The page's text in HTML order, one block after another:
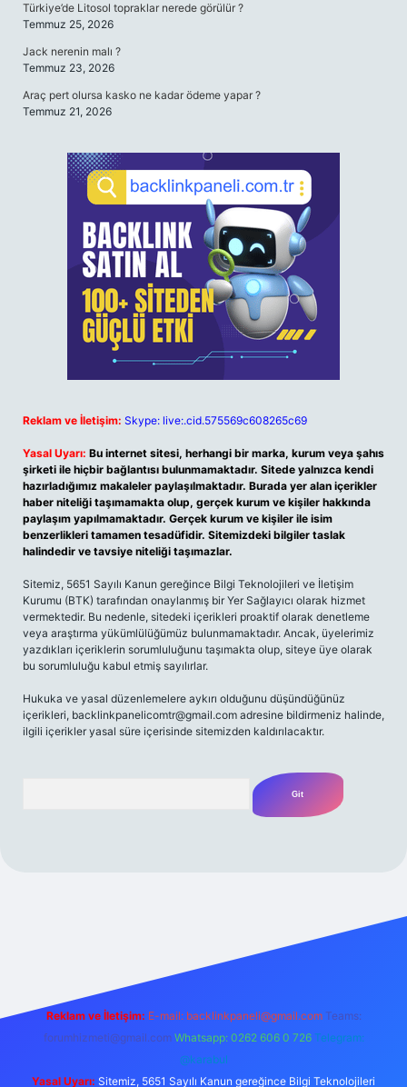
Türkiye’de Litosol topraklar nerede görülür ?
Temmuz 25, 2026
Jack nerenin malı ?
Temmuz 23, 2026
Araç pert olursa kasko ne kadar ödeme yapar ?
Temmuz 21, 2026
Reklam ve İletişim: Skype: live:.cid.575569c608265c69
Yasal Uyarı: Bu internet sitesi, herhangi bir marka, kurum veya şahıs
şirketi ile hiçbir bağlantısı bulunmamaktadır. Sitede yalnızca kendi
hazırladığımız makaleler paylaşılmaktadır. Burada yer alan içerikler
haber niteliği taşımamakta olup, gerçek kurum ve kişiler hakkında
paylaşım yapılmamaktadır. Gerçek kurum ve kişiler ile isim
benzerlikleri tamamen tesadüfidir. Sitemizdeki bilgiler taslak
halindedir ve tavsiye niteliği taşımazlar.
Sitemiz, 5651 Sayılı Kanun gereğince Bilgi Teknolojileri ve İletişim
Kurumu (BTK) tarafından onaylanmış bir Yer Sağlayıcı olarak hizmet
vermektedir. Bu nedenle, sitedeki içerikleri proaktif olarak denetleme
veya araştırma yükümlülüğümüz bulunmamaktadır. Ancak, üyelerimiz
yazdıkları içeriklerin sorumluluğunu taşımakta olup, siteye üye olarak
bu sorumluluğu kabul etmiş sayılırlar.
Hukuka ve yasal düzenlemelere aykırı olduğunu düşündüğünüz
içerikleri, backlinkpanelicomtr@gmail.com adresine bildirmeniz halinde,
ilgili içerikler yasal süre içerisinde sitemizden kaldırılacaktır.
m elexbet
Reklam ve İletişim: E-mail: backlinkpaneli@gmail.com Teams:
forumhizmeti@gmail.com Whatsapp: 0262 606 0 726 Telegram:
@karabul
Yasal Uyarı: Sitemiz, 5651 Sayılı Kanun gereğince Bilgi Teknolojileri